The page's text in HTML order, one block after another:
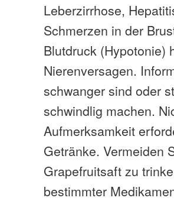
Leberzirrhose,
Schmerzen in der
Blutdruck (Hypotonie)
Nierenversagen.
schwanger sind oder
schwindlig machen.
Aufmerksamkeit
Getränke. Vermeiden
Grapefruitsaft zu
bestimmter